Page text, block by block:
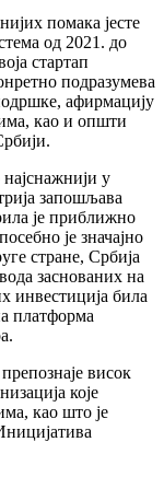
помака јесте
од 2021. до
стартап
подразумева
афирмацију
као и општи
у
запошљава
је приближно
је значајно
стране, Србија
заснованих на
инвестиција била
платформа
висок
које
као што је